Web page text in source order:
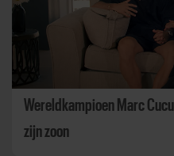
Wereldkampioen Marc
zijn zoon